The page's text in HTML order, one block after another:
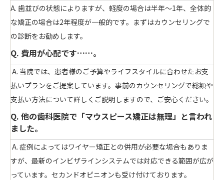
A. 歯並びの状態によりますが、軽度の場合は半年〜1年、全体的
な矯正の場合は2年程度が一般的です。まずはカウンセリングで
の診断をお勧めします。
Q. 費用が心配です……。
A. 当院では、患者様のご予算やライフスタイルに合わせたお支
払いプランをご提案しています。事前のカウンセリングで総額や
支払い方法について詳しくご説明しますので、ご安心ください。
Q. 他の歯科医院で「マウスピース矯正は無理」と言われ
ました。
A. 症例によってはワイヤー矯正との併用が必要な場合もありま
すが、最新のインビザラインシステムでは対応できる範囲が広が
っています。セカンドオピニオンも受け付けております。